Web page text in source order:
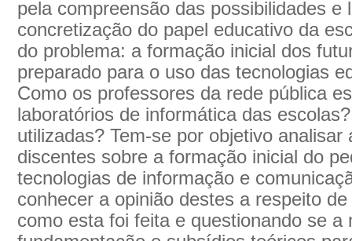
pela compreensão das possibilidades
concretização do papel educativo da
do problema: a formação inicial dos
preparado para o uso das tecnologias
Como os professores da rede pública
laboratórios de informática das
utilizadas? Tem-se por objetivo
discentes sobre a formação inicial do
tecnologias de informação e
conhecer a opinião destes a respeito
como esta foi feita e questionando se a